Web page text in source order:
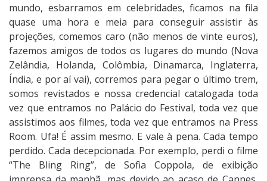
mundo, esbarramos em celebridades, ficamos na fila
quase uma hora e meia para conseguir assistir às
projeções, comemos caro (não menos de vinte euros),
fazemos amigos de todos os lugares do mundo (Nova
Zelândia, Holanda, Colômbia, Dinamarca, Inglaterra,
Índia, e por aí vai), corremos para pegar o último trem,
somos revistados e nossa credencial catalogada toda
vez que entramos no Palácio do Festival, toda vez que
assistimos aos filmes, toda vez que entramos na Press
Room. Ufa! É assim mesmo. E vale à pena. Cada tempo
perdido. Cada decepcionada. Por exemplo, perdi o filme
“The Bling Ring”, de Sofia Coppola, de exibição